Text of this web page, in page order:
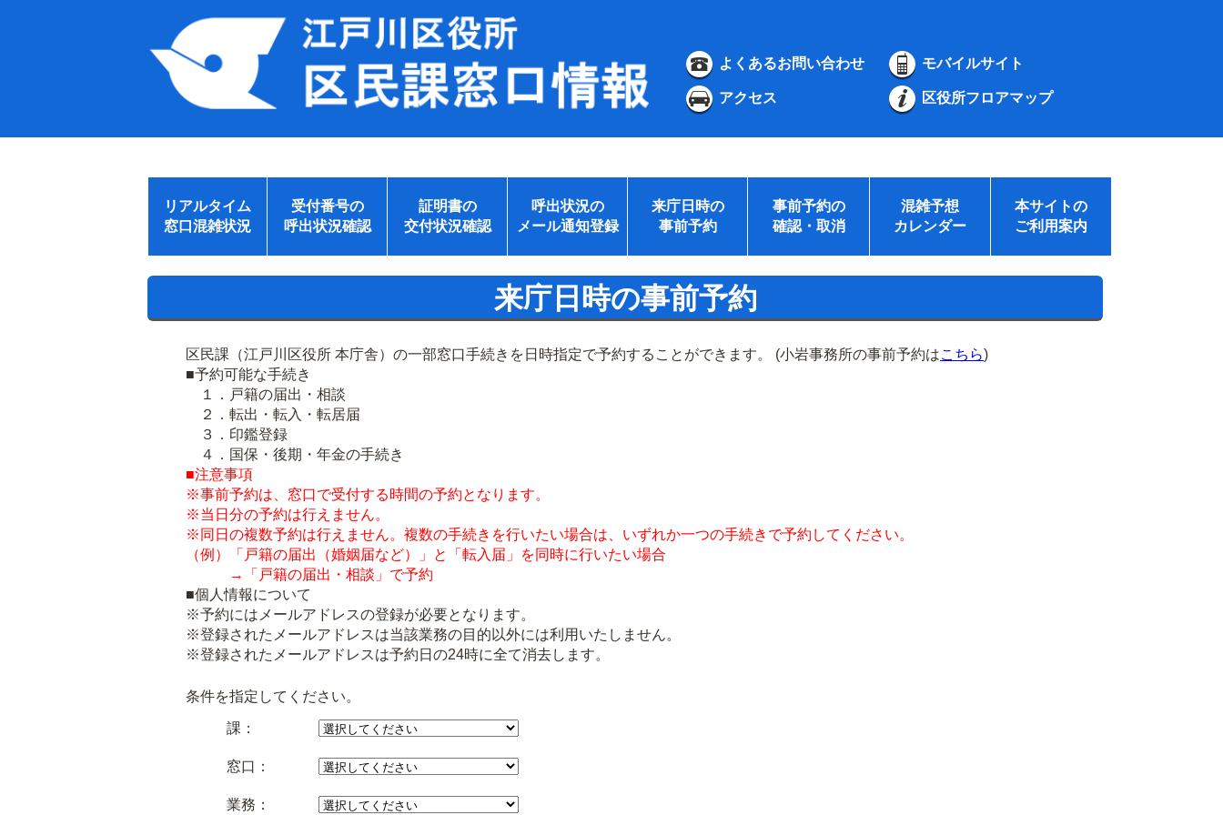
よくあるお問い合わせ モバイルサイト
アクセス 区役所フロアマップ
リアルタイム
窓口混雑状況
受付番号の
呼出状況確認
証明書の
交付状況確認
呼出状況の
メール通知登録
来庁日時の
事前予約
事前予約の
確認・取消
混雑予想
カレンダー
本サイトの
ご利用案内
来庁日時の事前予約
区民課（江戸川区役所 本庁舎）の一部窓口手続きを日時指定で予約することができます。 (小岩事務所の事前予約はこちら)
■予約可能な手続き
１．戸籍の届出・相談
２．転出・転入・転居届
３．印鑑登録
４．国保・後期・年金の手続き
■注意事項
※事前予約は、窓口で受付する時間の予約となります。
※当日分の予約は行えません。
※同日の複数予約は行えません。複数の手続きを行いたい場合は、いずれか一つの手続きで予約してください。
（例）「戸籍の届出（婚姻届など）」と「転入届」を同時に行いたい場合
→「戸籍の届出・相談」で予約
■個人情報について
※予約にはメールアドレスの登録が必要となります。
※登録されたメールアドレスは当該業務の目的以外には利用いたしません。
※登録されたメールアドレスは予約日の24時に全て消去します。
条件を指定してください。
課：
窓口：
業務：